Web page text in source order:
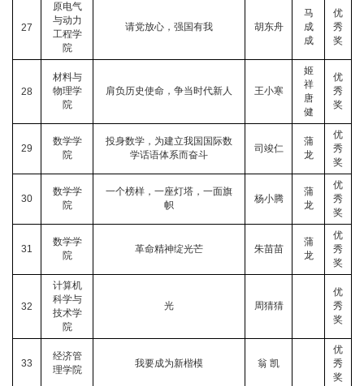
27
原电气
与动力
工程学
院
请党放心，强国有我 胡东舟
马
成
成
优
秀
奖
28
材料与
物理学
院
肩负历史使命，争当时代新人 王小寒
姬
祥
唐
健
优
秀
奖
29
数学学
院
投身数学，为建立我国国际数
学话语体系而奋斗
司竣仁
蒲
龙
优
秀
奖
30
数学学
院
一个榜样，一座灯塔，一面旗
帜
杨小腾
蒲
龙
优
秀
奖
31
数学学
院
革命精神绽光芒 朱苗苗
蒲
龙
优
秀
奖
32
计算机
科学与
技术学
院
光 周猜猜
优
秀
奖
33
经济管
理学院
我要成为新楷模 翁 凯
优
秀
奖